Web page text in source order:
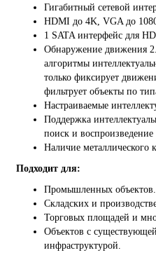
Гигабитный сетевой
HDMI до 4K, VGA до
1 SATA интерфейс для
Обнаружение движения
алгоритмы
только фиксирует
фильтрует объекты по
Настраиваемые
Поддержка
поиск и воспроизведение
Наличие металлического
Подходит для:
Промышленных объектов.
Складских и
Торговых площадей и
Объектов с
инфраструктурой.